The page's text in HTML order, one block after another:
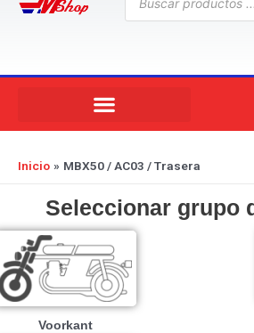
productos
Inicio MBX50 / AC03 / Trasera
Seleccionar grupo
Voorkant